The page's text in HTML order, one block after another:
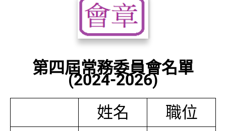
第四屆常務委員會名單
(2024-2026)
姓名
職位